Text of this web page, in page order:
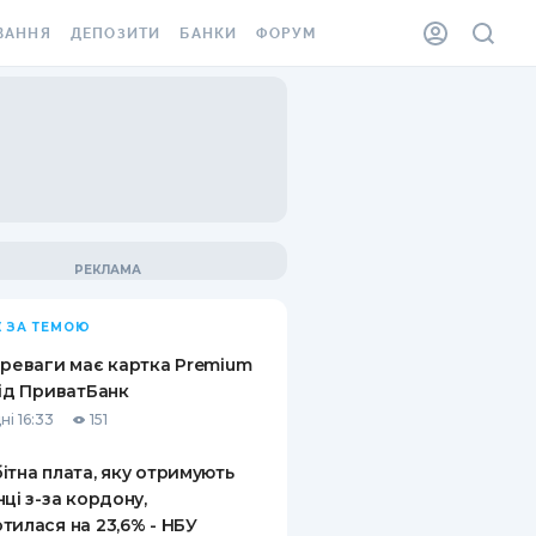
ВІНЬЄТКА
ВІД
ВИПАДКІВ
ДЕПОЗИТИ
ПИТАННЯ ТА ВІДПОВІДІ
ПУТІВНИКИ ПО
БАНКИ ФОРУМ
ЗА ТЕМОЮ
має картка Premium
ПриватБанк
16:33 151
плата, яку отримують
з-за кордону,
на 23,6% - НБУ